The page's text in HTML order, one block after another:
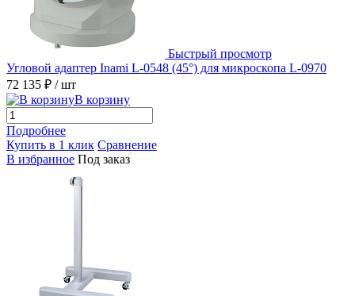
Быстрый просмотр
Угловой адаптер Inami L-0548 (45°) для микроскопа L-0970
72 135 ₽ / шт
В корзину
Подробнее
Купить в 1 клик Сравнение
В избранное Под заказ